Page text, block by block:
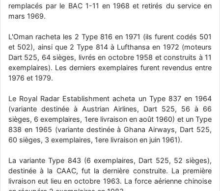
jericho: Ah ben je peux te confirmer que j'étais resté dans le filtre…
manifestement
tout voir
remplacés par le BAC 1-11 en 1968 et retirés du service en
mars 1969.
L'Oman racheta les 2 Type 816 en 1971 (ils furent codés 501
et 502), ainsi que 2 Type 814 à Lufthansa en 1972 (moteurs
Dart 525, 64 sièges, livrés en octobre 1958 et construits à 11
exemplaires). Les derniers exemplaires furent revendus entre
1976 et 1979.
Le Royal Radar Establishment acheta un Type 837 en 1964
(variante destinée à Austrian Airlines, Dart 525, 56 à 66
sièges, 6 exemplaires, 1ere livraison en août 1960) et un Type
838 en 1965 (variante destinée à Ghana Airways, Dart 525,
60 sièges, 3 exemplaires, 1ere livraison en juin 1961).
La variante Type 843 (6 exemplaires, Dart 525, 52 sièges),
destinée à la CAAC, fut la dernière construite. La première
livraison eut lieu en octobre 1963. La force aérienne chinoise